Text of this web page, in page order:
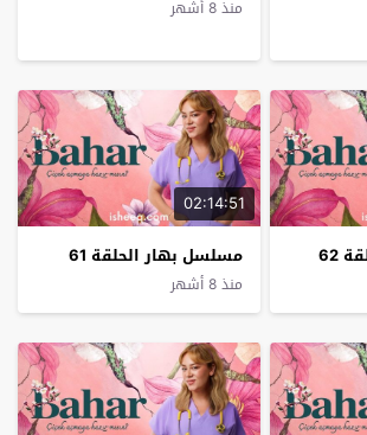
منذ 8 أشهر
62
02:14:51
مسلسل بهار الحلقة 61
منذ 8 أشهر